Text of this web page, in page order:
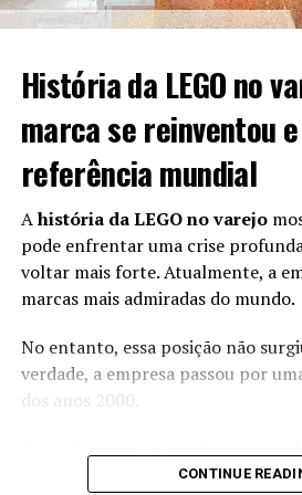
passeio ainda mais atrativo para
O levantamento foi realizado
julho com objetivo de entender as
de visitantes, vendas, tíquete
promocionais para o período de 1º
Com informações de Estadão
Santana).
Imagem: Envato
RELATED TOPICS:
História da LEGO no
marca se reinventou
referência mundial
Ahistória da LEGO no varejo
pode enfrentar uma crise
voltar mais forte. Atualmente, a
marcas mais admiradas do mundo.
No entanto, essa posição não
verdade, a empresa passou por
dos anos 2000.
Além disso, a marca começou a
CONTINUE